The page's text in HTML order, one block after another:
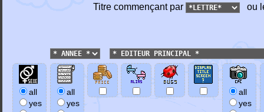
Titre commençant par ou
all
yes
all
yes
all
yes